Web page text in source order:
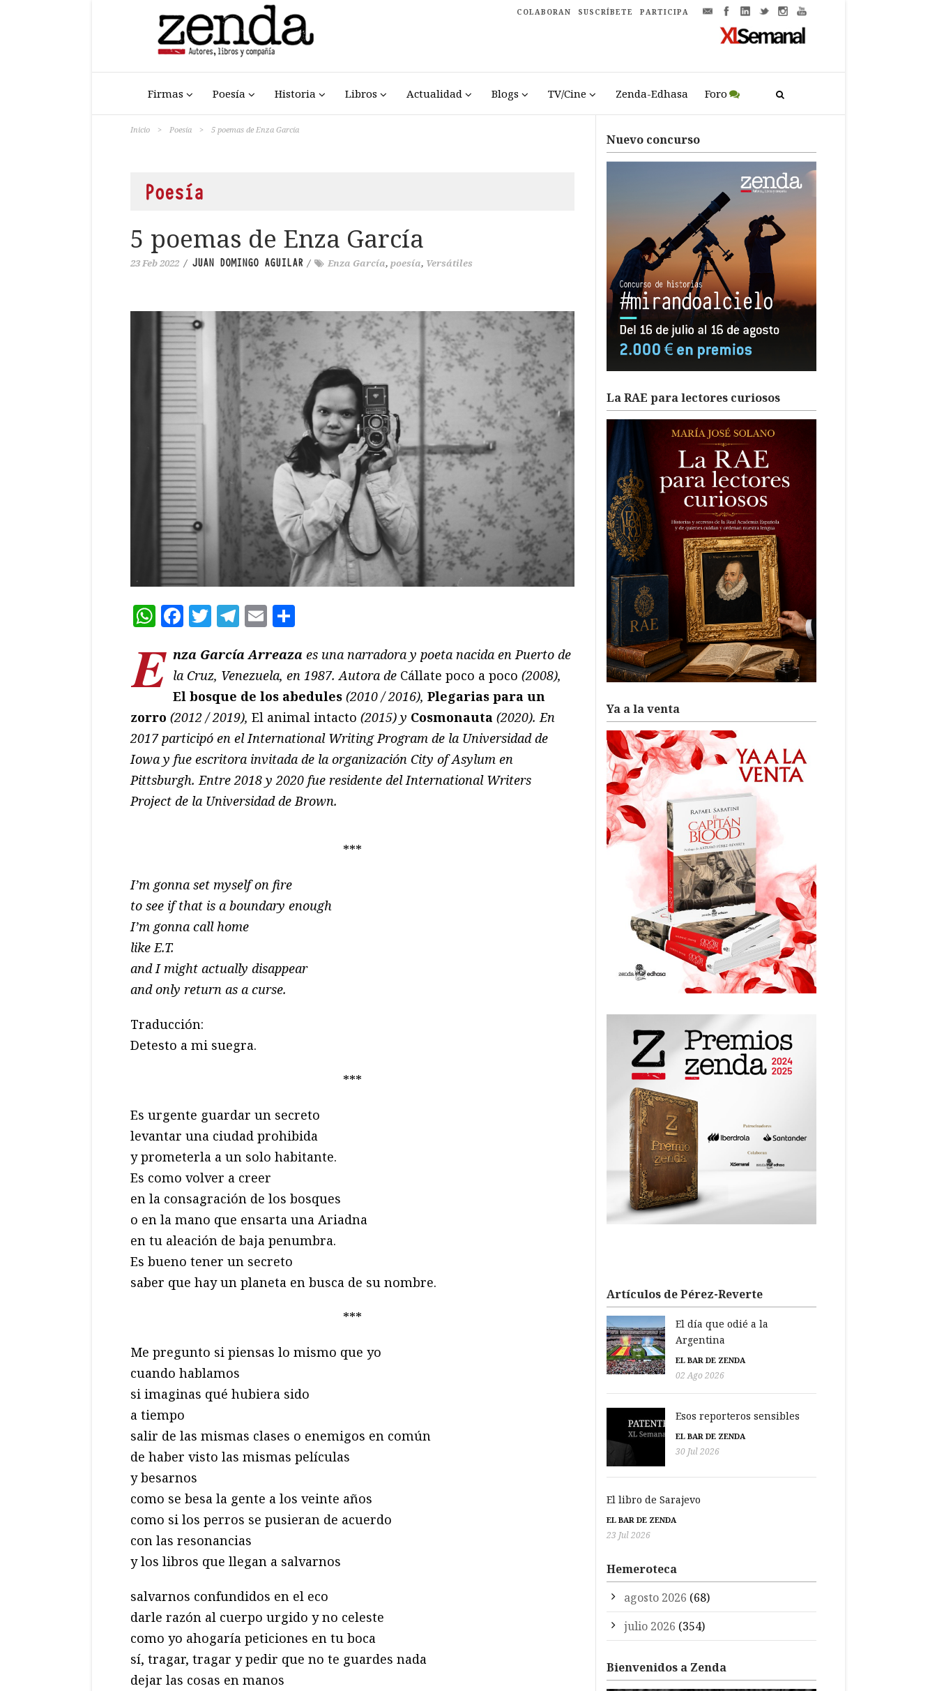
COLABORAN SUSCRÍBETE PARTICIPA
Firmas Poesía Historia Libros Actualidad Blogs TV/Cine Zenda-Edhasa Foro
Inicio > Poesía > 5 poemas de Enza García
Poesía
5 poemas de Enza García
23 Feb 2022 / JUAN DOMINGO AGUILAR / Enza García, poesía, Versátiles
WhatsApp
Facebook
Twitter
Telegram
Email
E nza García Arreaza es una narradora y poeta nacida en Puerto de
la Cruz, Venezuela, en 1987. Autora de Cállate poco a poco (2008),
El bosque de los abedules (2010 / 2016), Plegarias para un
zorro (2012 / 2019), El animal intacto (2015) y Cosmonauta (2020). En
2017 participó en el International Writing Program de la Universidad de
Iowa y fue escritora invitada de la organización City of Asylum en
Pittsburgh. Entre 2018 y 2020 fue residente del International Writers
Project de la Universidad de Brown.
***
I’m gonna set myself on fire
to see if that is a boundary enough
I’m gonna call home
like E.T.
and I might actually disappear
and only return as a curse.
Traducción:
Detesto a mi suegra.
***
Es urgente guardar un secreto
levantar una ciudad prohibida
y prometerla a un solo habitante.
Es como volver a creer
en la consagración de los bosques
o en la mano que ensarta una Ariadna
en tu aleación de baja penumbra.
Es bueno tener un secreto
saber que hay un planeta en busca de su nombre.
***
Me pregunto si piensas lo mismo que yo
cuando hablamos
si imaginas qué hubiera sido
a tiempo
salir de las mismas clases o enemigos en común
de haber visto las mismas películas
y besarnos
como se besa la gente a los veinte años
como si los perros se pusieran de acuerdo
con las resonancias
y los libros que llegan a salvarnos
salvarnos confundidos en el eco
darle razón al cuerpo urgido y no celeste
como yo ahogaría peticiones en tu boca
sí, tragar, tragar y pedir que no te guardes nada
dejar las cosas en manos
Nuevo concurso
La RAE para lectores curiosos
Ya a la venta
Artículos de Pérez-Reverte
El día que odié a la
Argentina
EL BAR DE ZENDA
02 Ago 2026
Esos reporteros sensibles
EL BAR DE ZENDA
30 Jul 2026
El libro de Sarajevo
EL BAR DE ZENDA
23 Jul 2026
Hemeroteca
agosto 2026 (68)
julio 2026 (354)
Bienvenidos a Zenda